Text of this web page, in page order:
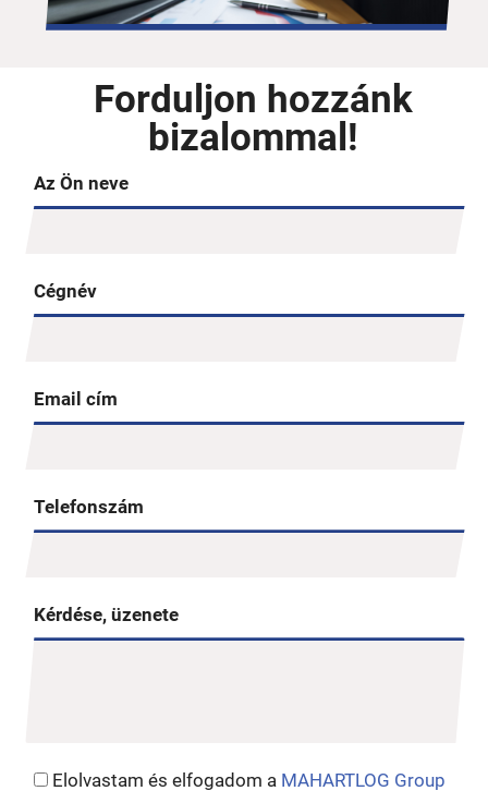
Forduljon hozzánk
bizalommal!
Az Ön neve
Cégnév
Email cím
Telefonszám
Kérdése, üzenete
Elolvastam és elfogadom a MAHARTLOG Group